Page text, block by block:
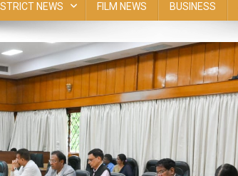
NEWS FILM NEWS BUSINESS